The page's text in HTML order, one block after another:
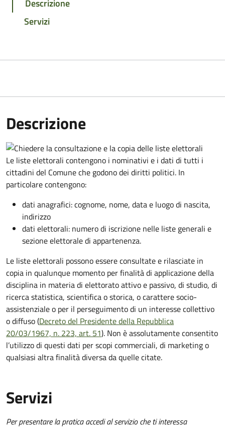
Descrizione
Servizi
Descrizione
Le liste elettorali contengono i nominativi e i dati di tutti i
cittadini del Comune che godono dei diritti politici. In
particolare contengono:
dati anagrafici: cognome, nome, data e luogo di nascita,
indirizzo
dati elettorali: numero di iscrizione nelle liste generali e
sezione elettorale di appartenenza.
Le liste elettorali possono essere consultate e rilasciate in
copia in qualunque momento per finalità di applicazione della
disciplina in materia di elettorato attivo e passivo, di studio, di
ricerca statistica, scientifica o storica, o carattere socio-
assistenziale o per il perseguimento di un interesse collettivo
o diffuso (Decreto del Presidente della Repubblica
20/03/1967, n. 223, art. 51). Non è assolutamente consentito
l’utilizzo di questi dati per scopi commerciali, di marketing o
qualsiasi altra finalità diversa da quelle citate.
Servizi
Per presentare la pratica accedi al servizio che ti interessa